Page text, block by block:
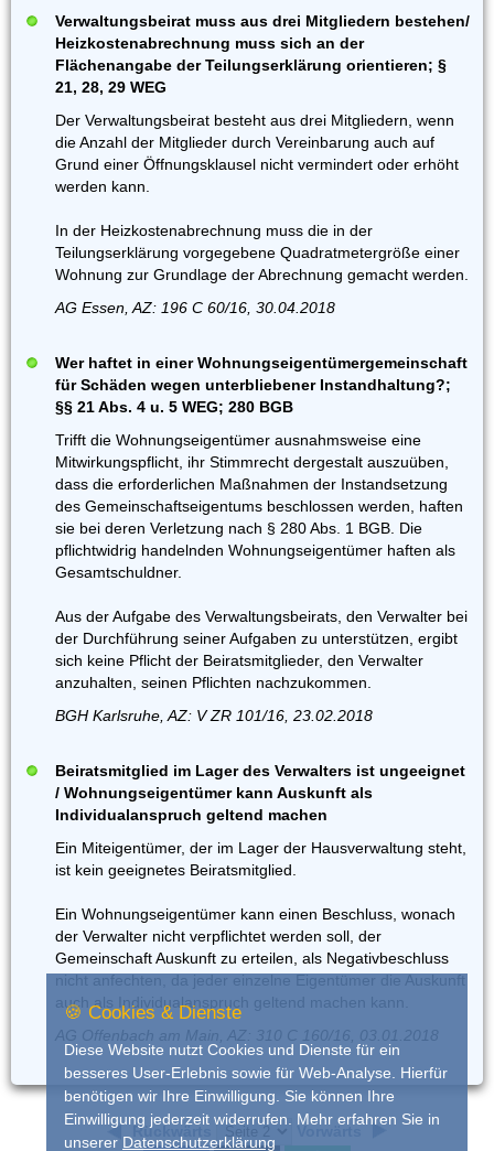
Verwaltungsbeirat muss aus drei Mitgliedern bestehen/
Heizkostenabrechnung muss sich an der
Flächenangabe der Teilungserklärung orientieren; §
21, 28, 29 WEG
Der Verwaltungsbeirat besteht aus drei Mitgliedern, wenn
die Anzahl der Mitglieder durch Vereinbarung auch auf
Grund einer Öffnungsklausel nicht vermindert oder erhöht
werden kann.
In der Heizkostenabrechnung muss die in der
Teilungserklärung vorgegebene Quadratmetergröße einer
Wohnung zur Grundlage der Abrechnung gemacht werden.
AG Essen, AZ: 196 C 60/16, 30.04.2018
Wer haftet in einer Wohnungseigentümergemeinschaft
für Schäden wegen unterbliebener Instandhaltung?;
§§ 21 Abs. 4 u. 5 WEG; 280 BGB
Trifft die Wohnungseigentümer ausnahmsweise eine
Mitwirkungspflicht, ihr Stimmrecht dergestalt auszuüben,
dass die erforderlichen Maßnahmen der Instandsetzung
des Gemeinschaftseigentums beschlossen werden, haften
sie bei deren Verletzung nach § 280 Abs. 1 BGB. Die
pflichtwidrig handelnden Wohnungseigentümer haften als
Gesamtschuldner.
Aus der Aufgabe des Verwaltungsbeirats, den Verwalter bei
der Durchführung seiner Aufgaben zu unterstützen, ergibt
sich keine Pflicht der Beiratsmitglieder, den Verwalter
anzuhalten, seinen Pflichten nachzukommen.
BGH Karlsruhe, AZ: V ZR 101/16, 23.02.2018
Beiratsmitglied im Lager des Verwalters ist ungeeignet
/ Wohnungseigentümer kann Auskunft als
Individualanspruch geltend machen
Ein Miteigentümer, der im Lager der Hausverwaltung steht,
ist kein geeignetes Beiratsmitglied.
Ein Wohnungseigentümer kann einen Beschluss, wonach
der Verwalter nicht verpflichtet werden soll, der
Gemeinschaft Auskunft zu erteilen, als Negativbeschluss
nicht anfechten, da jeder einzelne Eigentümer die Auskunft
auch als Individualanspruch geltend machen kann.
AG Offenbach am Main, AZ: 310 C 160/16, 03.01.2018
Rückwärts
🍪 Cookies & Dienste
Diese Website nutzt Cookies und Dienste für ein
besseres User-Erlebnis sowie für Web-Analyse. Hierfür
benötigen wir Ihre Einwilligung. Sie können Ihre
Einwilligung jederzeit widerrufen. Mehr erfahren Sie in
unserer Datenschutzerklärung